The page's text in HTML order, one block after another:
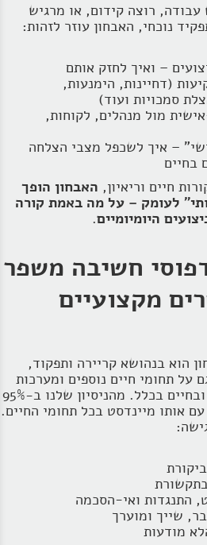
רוצה קידום, או מרגיש
נוכחי, האבחון עוזר לזהות:
– ואיך לחזק אותם
(דחיינות, הימנעות,
סמכויות ועוד)
מול מנהלים, לקוחות,
– איך לשכפל מצבי הצלחה
בחיים
חיים וריאיון, האבחון הופך
לעומק – על מה באמת קורה
היומיומיים.
חשיבה משפר
מקצועיים
הוא בנהושא קריירה ותפקוד,
על תחומי חיים נוספים ומערכות
יחסים – בבית, בעבודה ובחיים בכלל. מהניסיון שלנו ב-95%
אותו מיינדסט בכל תחומי החיים.
התנגדות ואי‑הסכמה
שייך ומוערך
מודעות